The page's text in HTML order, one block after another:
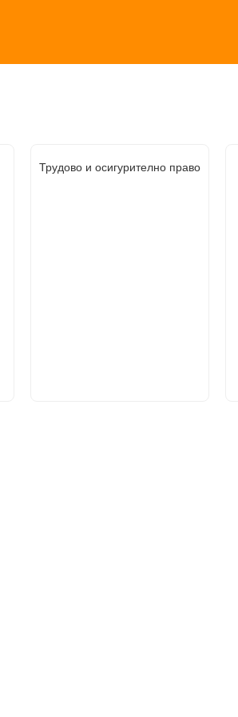
Трудово и осигурително право